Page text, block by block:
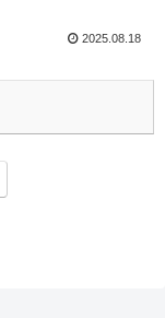
2025.08.18